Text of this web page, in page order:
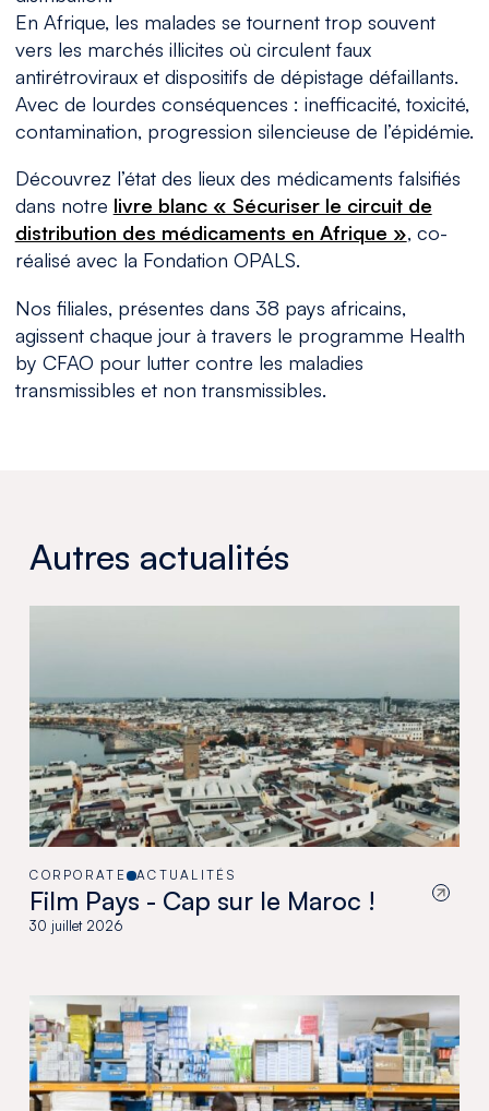
En Afrique, les malades se tournent trop souvent
vers les marchés illicites où circulent faux
antirétroviraux et dispositifs de dépistage défaillants.
Avec de lourdes conséquences : inefficacité, toxicité,
contamination, progression silencieuse de l’épidémie.
Découvrez l’état des lieux des médicaments falsifiés
dans notre livre blanc « Sécuriser le circuit de
distribution des médicaments en Afrique », co-
réalisé avec la Fondation OPALS.
Nos filiales, présentes dans 38 pays africains,
agissent chaque jour à travers le programme Health
by CFAO pour lutter contre les maladies
transmissibles et non transmissibles.
Autres actualités
CORPORATE ACTUALITÉS
Film Pays - Cap sur le Maroc !
30 juillet 2026